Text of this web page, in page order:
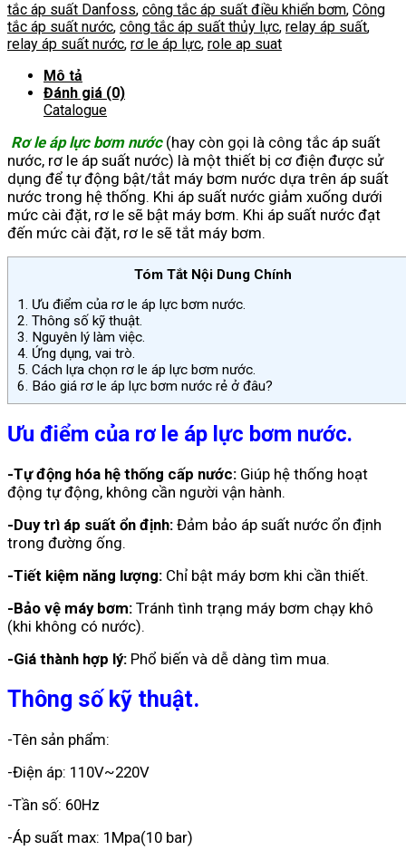
Bơm
Nước
số
lượng
tắc áp suất Danfoss, công tắc áp suất điều khiển bơm, Công
tắc áp suất nước, công tắc áp suất thủy lực, relay áp suất,
relay áp suất nước, rơ le áp lực, role ap suat
Mô tả
Đánh giá (0)
Catalogue
Rơ le áp lực bơm nước(hay còn gọi là công tắc áp suất
nước, rơ le áp suất nước) là một thiết bị cơ điện được sử
dụng để tự động bật/tắt máy bơm nước dựa trên áp suất
nước trong hệ thống. Khi áp suất nước giảm xuống dưới
mức cài đặt, rơ le sẽ bật máy bơm. Khi áp suất nước đạt
đến mức cài đặt, rơ le sẽ tắt máy bơm.
Tóm Tắt Nội Dung Chính
1. Ưu điểm của rơ le áp lực bơm nước.
2. Thông số kỹ thuật.
3. Nguyên lý làm việc.
4. Ứng dụng, vai trò.
5. Cách lựa chọn rơ le áp lực bơm nước.
6. Báo giá rơ le áp lực bơm nước rẻ ở đâu?
Ưu điểm của rơ le áp lực bơm nước.
-Tự động hóa hệ thống cấp nước: Giúp hệ thống hoạt
động tự động, không cần người vận hành.
-Duy trì áp suất ổn định: Đảm bảo áp suất nước ổn định
trong đường ống.
-Tiết kiệm năng lượng: Chỉ bật máy bơm khi cần thiết.
-Bảo vệ máy bơm: Tránh tình trạng máy bơm chạy khô
(khi không có nước).
-Giá thành hợp lý: Phổ biến và dễ dàng tìm mua.
Thông số kỹ thuật.
-Tên sản phẩm:
-Điện áp: 110V~220V
-Tần số: 60Hz
-Áp suất max: 1Mpa(10 bar)